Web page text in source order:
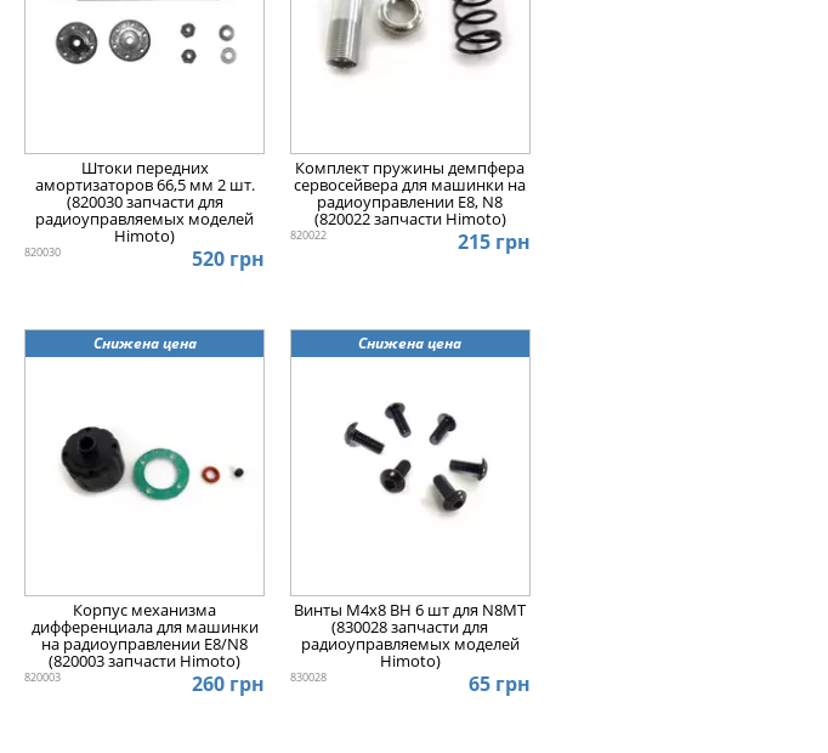
Штоки передних
амортизаторов 66,5 мм 2 шт.
(820030 запчасти для
радиоуправляемых моделей
Himoto)
820030 520 грн
Комплект пружины демпфера
сервосейвера для машинки на
радиоуправлении E8, N8
(820022 запчасти Himoto)
820022 215 грн
Снижена цена
Корпус механизма
дифференциала для машинки
на радиоуправлении E8/N8
(820003 запчасти Himoto)
820003 260 грн
Снижена цена
Винты М4х8 ВH 6 шт для N8MT
(830028 запчасти для
радиоуправляемых моделей
Himoto)
830028 65 грн